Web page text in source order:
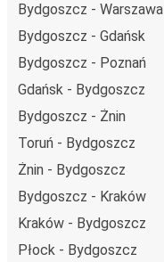
Bydgoszcz - Warszawa
Bydgoszcz - Gdańsk
Bydgoszcz - Poznań
Gdańsk - Bydgoszcz
Bydgoszcz - Żnin
Toruń - Bydgoszcz
Żnin - Bydgoszcz
Bydgoszcz - Kraków
Kraków - Bydgoszcz
Płock - Bydgoszcz